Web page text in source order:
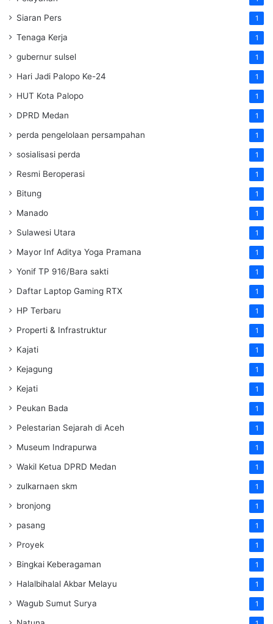
Siaran Pers 1
Tenaga Kerja 1
gubernur sulsel 1
Hari Jadi Palopo Ke-24 1
HUT Kota Palopo 1
DPRD Medan 1
perda pengelolaan persampahan 1
sosialisasi perda 1
Resmi Beroperasi 1
Bitung 1
Manado 1
Sulawesi Utara 1
Mayor Inf Aditya Yoga Pramana 1
Yonif TP 916/Bara sakti 1
Daftar Laptop Gaming RTX 1
HP Terbaru 1
Properti & Infrastruktur 1
Kajati 1
Kejagung 1
Kejati 1
Peukan Bada 1
Pelestarian Sejarah di Aceh 1
Museum Indrapurwa 1
Wakil Ketua DPRD Medan 1
zulkarnaen skm 1
bronjong 1
pasang 1
Proyek 1
Bingkai Keberagaman 1
Halalbihalal Akbar Melayu 1
Wagub Sumut Surya 1